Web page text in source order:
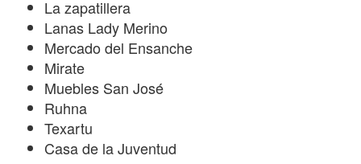
La zapatillera
Lanas Lady Merino
Mercado del Ensanche
Mirate
Muebles San José
Ruhna
Texartu
Casa de la Juventud